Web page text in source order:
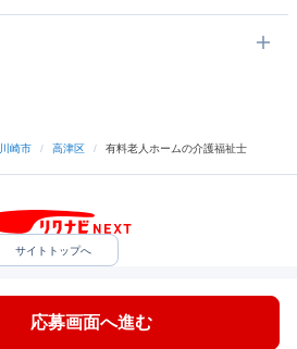
川崎市 / 高津区 / 有料老人ホームの介護福祉士
応募画面へ進む
サイトトップへ
ヘルプ・お問い合わせ
（C）Indeed Inc.